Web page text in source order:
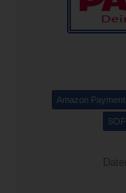
Amazon